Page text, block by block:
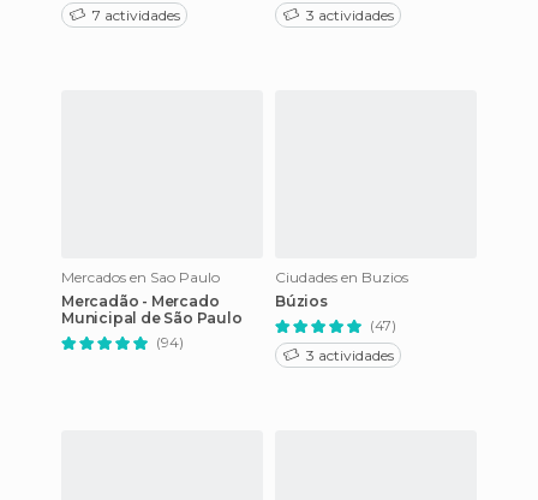
7 actividades
3 actividades
Mercados en Sao Paulo
Mercadão - Mercado
Municipal de São Paulo
(94)
Ciudades en Buzios
Búzios
(47)
3 actividades